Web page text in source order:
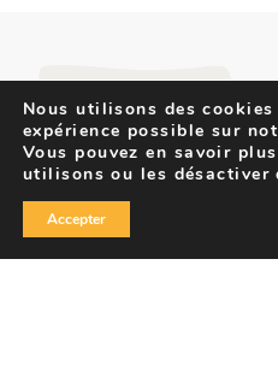
Nous utilisons des
expérience possible sur
Vous pouvez en savoir
utilisons ou les désactiver
Accepter